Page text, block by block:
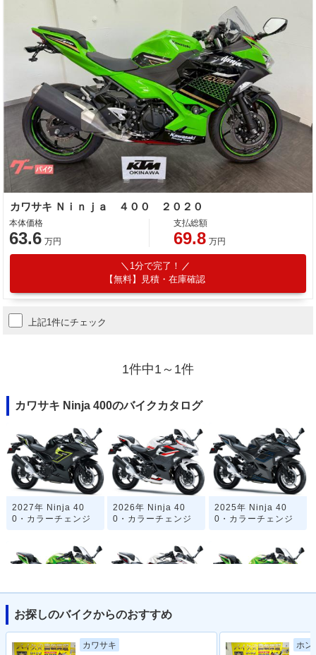
カワサキ Ｎｉｎｊａ ４００ ２０２０
本体価格
63.6 万円
支払総額
69.8 万円
1分で完了！
【無料】見積・在庫確認
上記1件にチェック
1件中1～1件
カワサキ Ninja 400のバイクカタログ
2027年 Ninja 40
0・カラーチェンジ
2026年 Ninja 40
0・カラーチェンジ
2025年 Ninja 40
0・カラーチェンジ
KRT Edition・カラ
ーチェンジ
0・カラーチェンジ
KRT Edition・マイ
ナーチェンジ
お探しのバイクからのおすすめ
カワサキ ホン